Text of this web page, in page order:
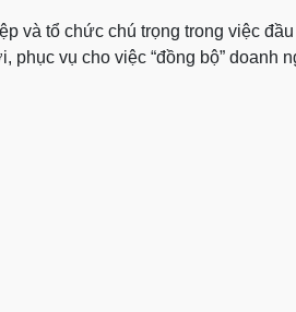
và tổ chức chú trọng trong việc
phục vụ cho việc “đồng bộ”